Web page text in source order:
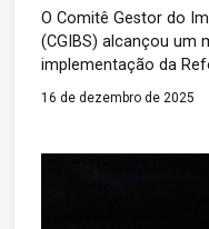
O Comitê Gestor do
(CGIBS) alcançou um
implementação da
nesta semana, da
fundamental para
16 de dezembro de 2025